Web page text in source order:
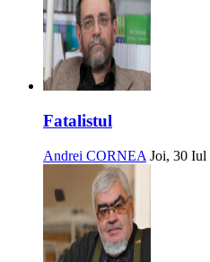
Fatalistul
Andrei CORNEA Joi, 30 Iul